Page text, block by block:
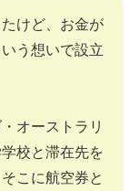
けど、お金が
う想いで設立
オーストラリ
校と滞在先を
こに航空券と